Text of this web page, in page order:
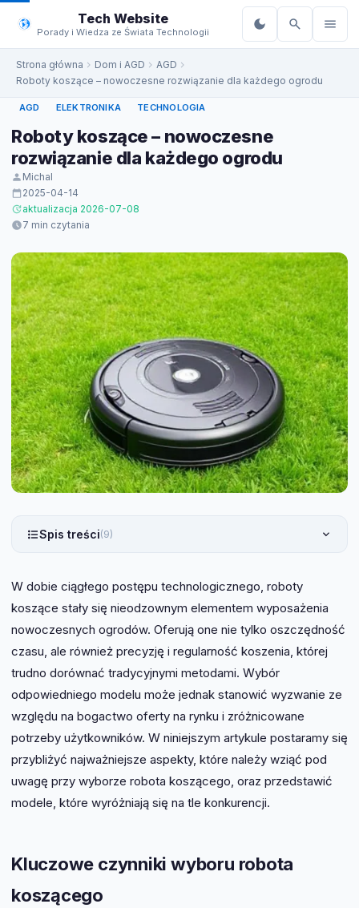
do
treści
Tech Website
Porady i Wiedza ze Świata Technologii
Strona główna Dom i AGD
AGD
Roboty koszące – nowoczesne rozwiązanie dla każdego ogrodu
AGD ELEKTRONIKA TECHNOLOGIA
Roboty koszące – nowoczesne
rozwiązanie dla każdego ogrodu
Michal
2025-04-14
aktualizacja 2026-07-08
7 min czytania
Spis treści(9)
W dobie ciągłego postępu technologicznego, roboty
koszące stały się nieodzownym elementem wyposażenia
nowoczesnych ogrodów. Oferują one nie tylko oszczędność
czasu, ale również precyzję i regularność koszenia, której
trudno dorównać tradycyjnymi metodami. Wybór
odpowiedniego modelu może jednak stanowić wyzwanie ze
względu na bogactwo oferty na rynku i zróżnicowane
potrzeby użytkowników. W niniejszym artykule postaramy się
przybliżyć najważniejsze aspekty, które należy wziąć pod
uwagę przy wyborze robota koszącego, oraz przedstawić
modele, które wyróżniają się na tle konkurencji.
Kluczowe czynniki wyboru robota
koszącego